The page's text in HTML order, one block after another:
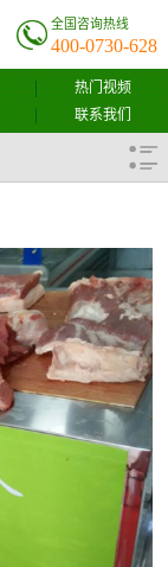
全国咨询热线
400-0730-628
热门视频
联系我们